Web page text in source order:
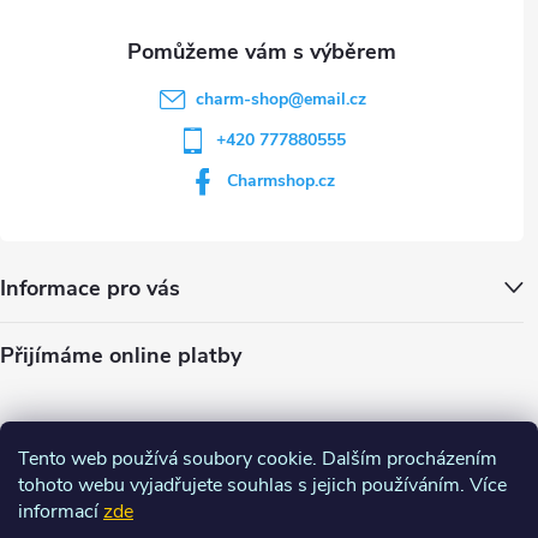
Tento web používá soubory cookie. Dalším procházením
tohoto webu vyjadřujete souhlas s jejich používáním. Více
informacízde
charm-shop@email.cz
+420 777880555
Charmshop.cz
Informace pro vás
Přijímáme online platby